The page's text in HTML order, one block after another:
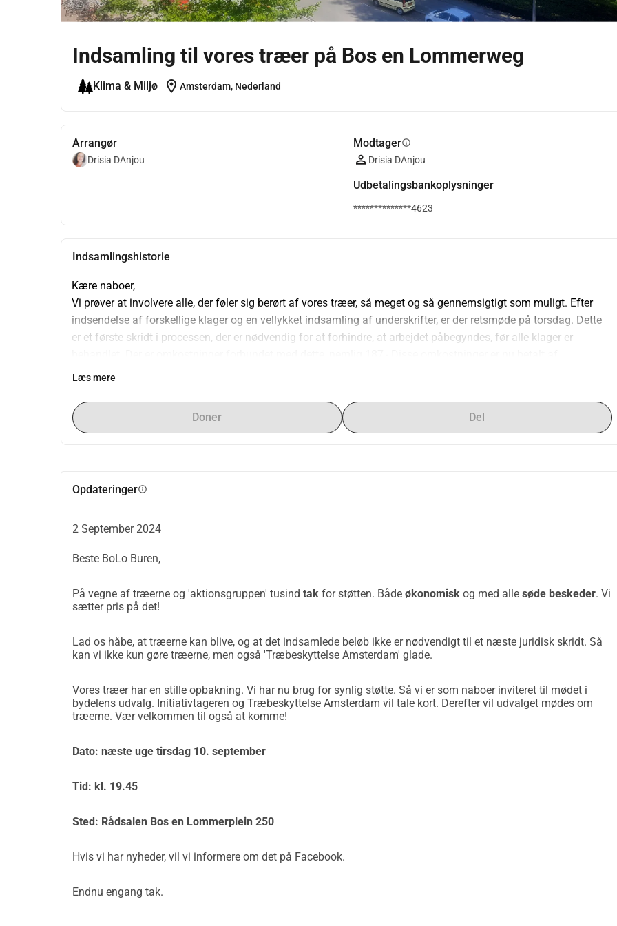
Indsamling til vores træer på Bos en Lommerweg
Klima & Miljø location_on Amsterdam, Nederland
Arrangør
Drisia DAnjou
Modtagerinfo
Drisia DAnjou
Udbetalingsbankoplysninger
**************4623
Indsamlingshistorie
Kære naboer,
Vi prøver at involvere alle, der føler sig berørt af vores træer, så meget og så gennemsigtigt som muligt. Efter
indsendelse af forskellige klager og en vellykket indsamling af underskrifter, er der retsmøde på torsdag. Dette
er et første skridt i processen, der er nødvendig for at forhindre, at arbejdet påbegyndes, før alle klager er
initiativtageren. Det ville være fantastisk, hvis vi som BoLo-naboer kunne dele omkostningerne. Hvis resultatet
organisation Bomenbescherming Amsterdam. De støtter os med viden, færdigheder og erfaring. Din bidrag
kommer derfor til gode for træerne i vores by, uanset hvad.
Læs mere
Doner Del
Opdateringerinfo
2 September 2024
Beste BoLo Buren,
På vegne af træerne og 'aktionsgruppen' tusind tak for støtten. Både økonomisk og med alle søde beskeder. Vi
sætter pris på det!
Lad os håbe, at træerne kan blive, og at det indsamlede beløb ikke er nødvendigt til et næste juridisk skridt. Så
kan vi ikke kun gøre træerne, men også 'Træbeskyttelse Amsterdam' glade.
Vores træer har en stille opbakning. Vi har nu brug for synlig støtte. Så vi er som naboer inviteret til mødet i
bydelens udvalg. Initiativtageren og Træbeskyttelse Amsterdam vil tale kort. Derefter vil udvalget mødes om
træerne. Vær velkommen til også at komme!
Dato: næste uge tirsdag 10. september
Tid: kl. 19.45
Sted: Rådsalen Bos en Lommerplein 250
Hvis vi har nyheder, vil vi informere om det på Facebook.
Endnu engang tak.